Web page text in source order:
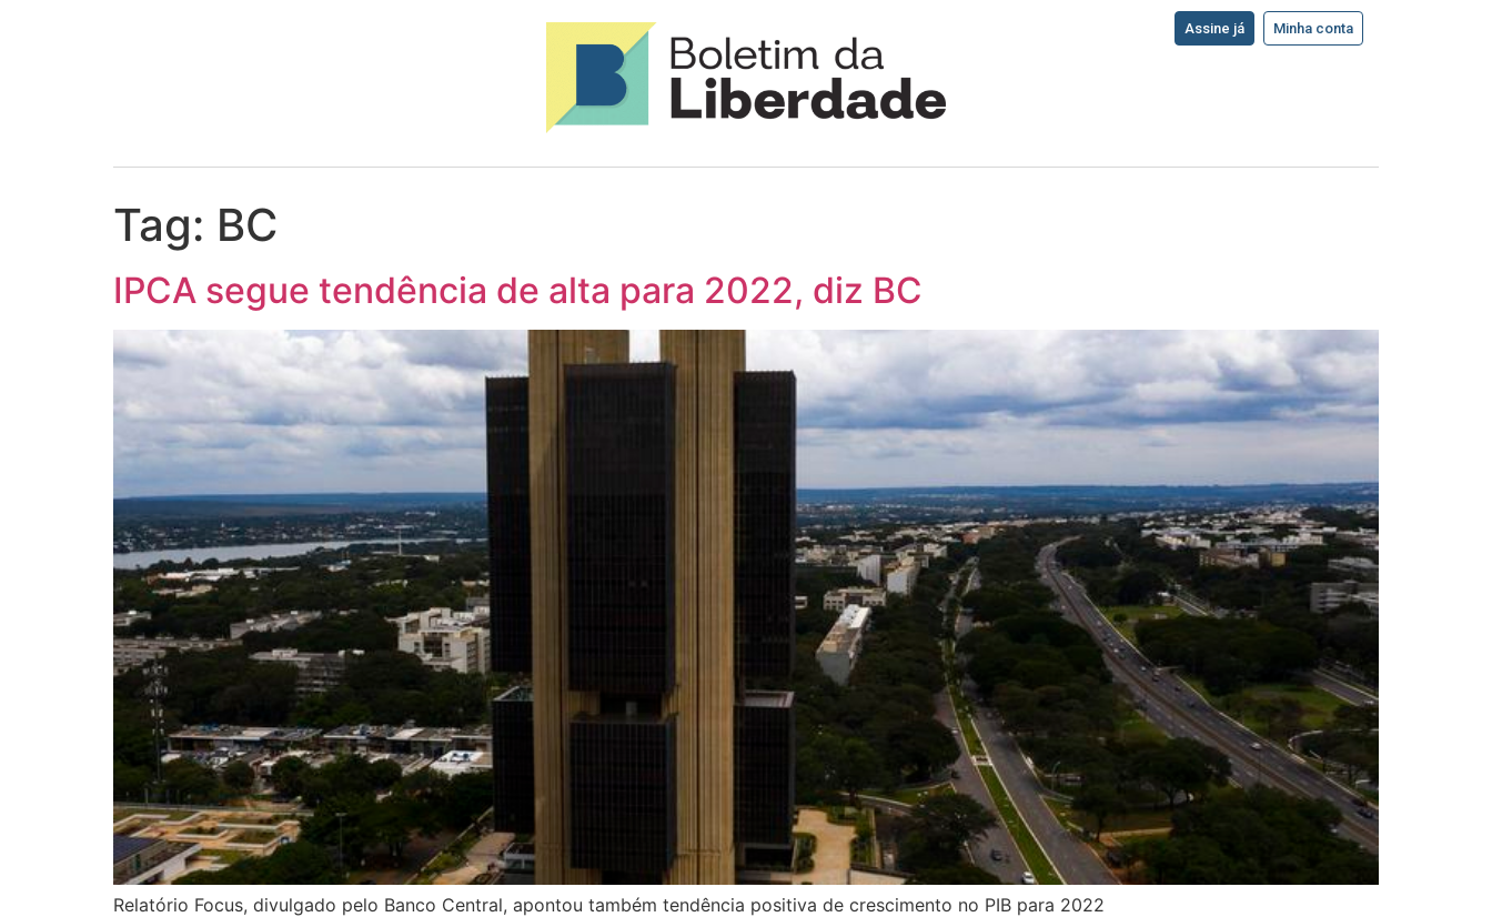
Assine já Minha conta
Tag: BC
IPCA segue tendência de alta para 2022, diz BC
Relatório Focus, divulgado pelo Banco Central, apontou também tendência positiva de crescimento no PIB para 2022